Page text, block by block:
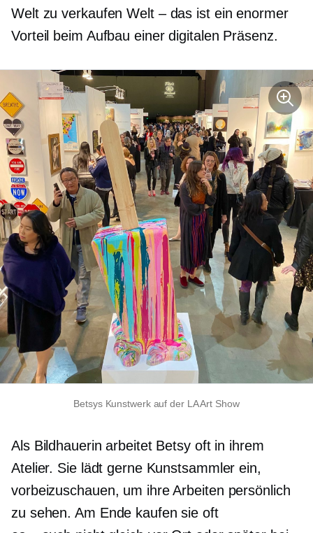
Welt zu verkaufenWelt – das istein enormer
Vorteil beim Aufbau einer digitalen Präsenz.
Betsys Kunstwerk auf der LA Art Show
Als Bildhauerin arbeitet Betsy oft in ihrem
Atelier. Sie lädt gerne Kunstsammler ein,
vorbeizuschauen, um ihre Arbeiten persönlich
zu sehen. Am Ende kaufen sie oft